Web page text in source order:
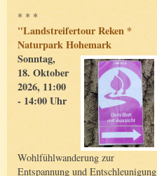
* * *
"Landstreifertour Reken *
Naturpark Hohemark
Sonntag,
18. Oktober
2026, 11:00
- 14:00 Uhr
Wohlfühlwanderung zur
Entspannung und Entschleunigung